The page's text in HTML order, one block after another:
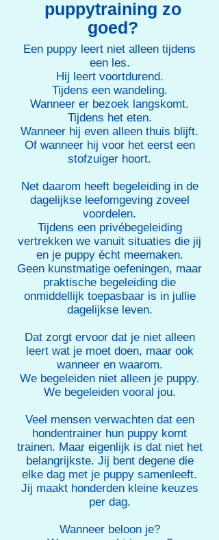
puppytraining zo
goed?
Een puppy leert niet alleen tijdens
een les.
Hij leert voortdurend.
Tijdens een wandeling.
Wanneer er bezoek langskomt.
Tijdens het eten.
Wanneer hij even alleen thuis blijft.
Of wanneer hij voor het eerst een
stofzuiger hoort.
Net daarom heeft begeleiding in de
dagelijkse leefomgeving zoveel
voordelen.
Tijdens een privébegeleiding
vertrekken we vanuit situaties die jij
en je puppy écht meemaken.
Geen kunstmatige oefeningen, maar
praktische begeleiding die
onmiddellijk toepasbaar is in jullie
dagelijkse leven.
Dat zorgt ervoor dat je niet alleen
leert wat je moet doen, maar ook
wanneer en waarom.​
We begeleiden niet alleen je puppy.
We begeleiden vooral jou.
Veel mensen verwachten dat een
hondentrainer hun puppy komt
trainen. Maar eigenlijk is dat niet het
belangrijkste. Jij bent degene die
elke dag met je puppy samenleeft.
Jij maakt honderden kleine keuzes
per dag.
Wanneer beloon je?